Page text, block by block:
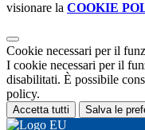
visionare la COOKIE
Cookie necessari per il
I cookie necessari per il
disabilitati. È possibile
policy.
Accetta tutti Salva le